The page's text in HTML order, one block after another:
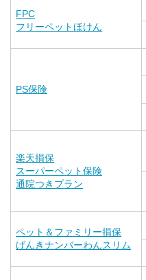
FPC
フリーペットほけん
PS保険
楽天損保
スーパーペット保険
通院つきプラン
ペット＆ファミリー損保
げんきナンバーわんスリム